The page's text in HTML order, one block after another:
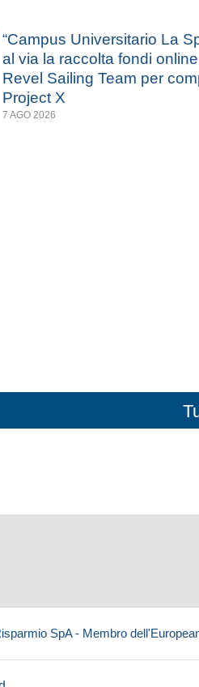
“Campus Universitario La
al via la raccolta fondi
Revel Sailing Team per
Project X
7 AGO 2026
SpA - Membro